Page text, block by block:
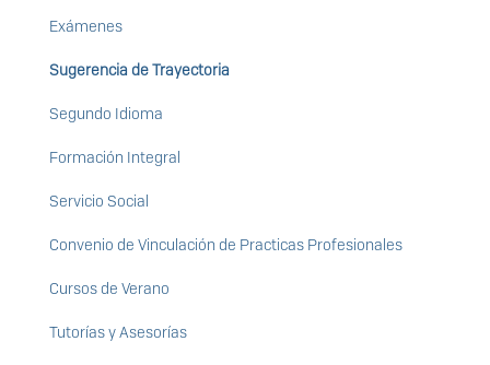
Exámenes
Sugerencia de Trayectoria
Segundo Idioma
Formación Integral
Servicio Social
Convenio de Vinculación de Practicas Profesionales
Cursos de Verano
Tutorías y Asesorías